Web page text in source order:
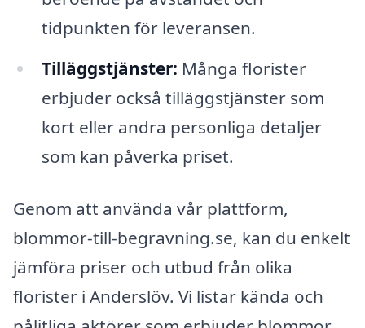
tidpunkten för leveransen.
Tilläggstjänster: Många florister
erbjuder också tilläggstjänster som
kort eller andra personliga detaljer
som kan påverka priset.
Genom att använda vår plattform,
blommor-till-begravning.se, kan du enkelt
jämföra priser och utbud från olika
florister i Anderslöv. Vi listar kända och